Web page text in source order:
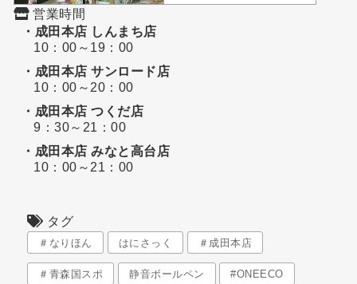
営業時間
・成田本店 しんまち店
10：00～19：00
・成田本店 サンロード店
10：00～20：00
・成田本店 つくだ店
9：30～21：00
・成田本店 みなと高台店
10：00～21：00
タグ
＃なりほん はにさっく ＃成田本店
＃青森国スポ 静音ボールペン #ONEECO